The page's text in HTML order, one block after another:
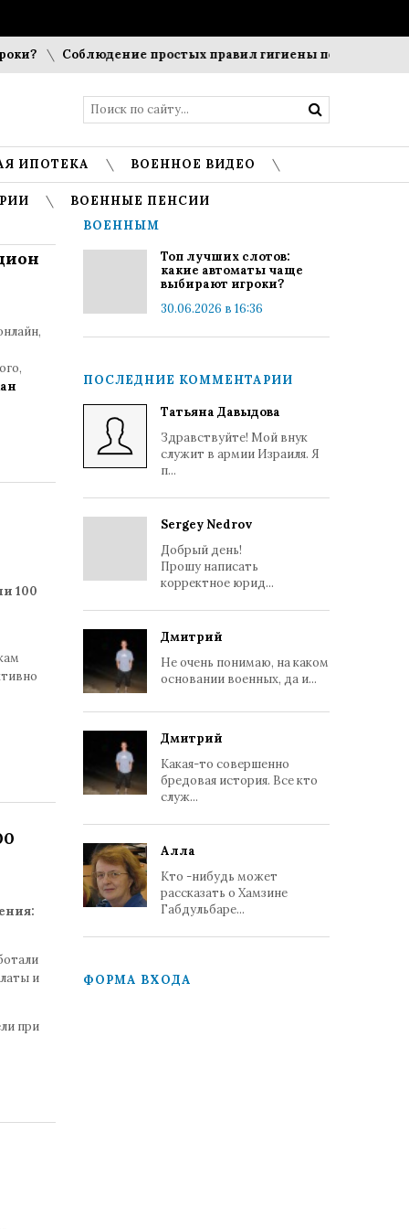
Соблюдение простых правил гигиены помогает
ИПОТЕКА ВОЕННОЕ ВИДЕО
ВОЕННЫЕ ПЕНСИИ
100
и
при
ВОЕННЫМ
Топ лучших слотов:
какие автоматы чаще
выбирают игроки?
30.06.2026 в 16:36
ПОСЛЕДНИЕ КОММЕНТАРИИ
Татьяна Давыдова
Здравствуйте! Мой внук
служит в армии Израиля. Я
п...
Sergey Nedrov
Добрый день!
Прошу написать
корректное юрид...
Дмитрий
Не очень понимаю, на каком
основании военных, да и...
Дмитрий
Какая-то совершенно
бредовая история. Все кто
служ...
Алла
Кто -нибудь может
рассказать о Хамзине
Габдульбаре...
ФОРМА ВХОДА